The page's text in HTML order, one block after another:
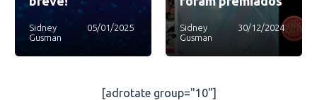
Sidney
Gusman
05/01/2025
Sidney
Gusman
30/12/2024
[adrotate group="10"]